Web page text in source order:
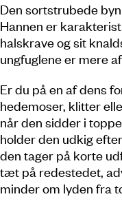
Den sortstrubede
Hannen er
halskrave og sit
ungfuglene er mere
Er du på en af dens
hedemoser, klitter
når den sidder i
holder den udkig
den tager på korte
tæt på redestedet,
minder om lyden fra